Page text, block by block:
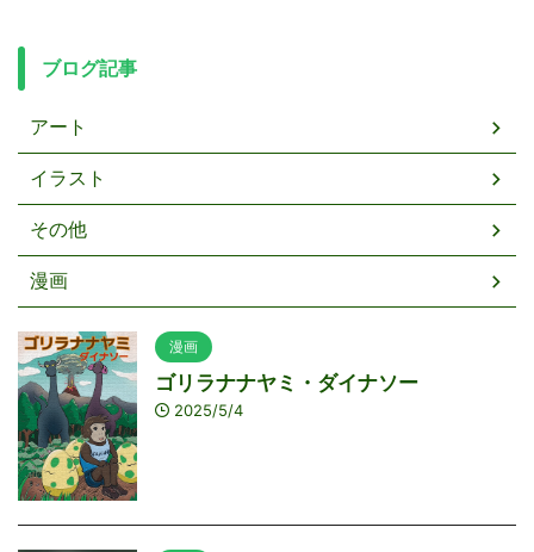
ブログ記事
アート
イラスト
その他
漫画
漫画
ゴリラナナヤミ・ダイナソー
2025/5/4